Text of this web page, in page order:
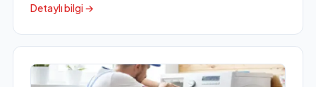
Detaylı bilgi →